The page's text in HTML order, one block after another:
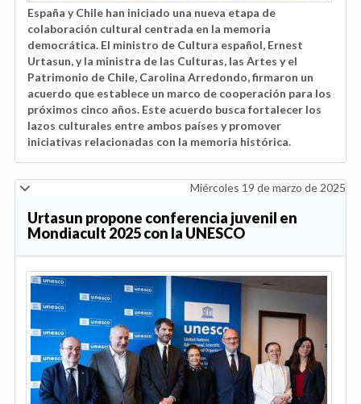
España y Chile han iniciado una nueva etapa de
colaboración cultural centrada en la memoria
democrática. El ministro de Cultura español, Ernest
Urtasun, y la ministra de las Culturas, las Artes y el
Patrimonio de Chile, Carolina Arredondo, firmaron un
acuerdo que establece un marco de cooperación para los
próximos cinco años. Este acuerdo busca fortalecer los
lazos culturales entre ambos países y promover
iniciativas relacionadas con la memoria histórica.
Miércoles 19 de marzo de 2025
Urtasun propone conferencia juvenil en
Mondiacult 2025 con la UNESCO